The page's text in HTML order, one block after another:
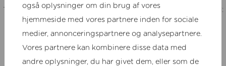
Tåningvej 39 DK-8660 Skanderborg · Mobil: +45 30707415 · Mail:
min.honning@gmail.com
https://www.ejerbaunehoejbiavl.dk · Virksomhedsejer: Jakob
Germundsson · CVR: 30383915
også oplysninger om din brug af vores
hjemmeside med vores partnere inden for sociale
medier, annonceringspartnere og analysepartnere.
Vores partnere kan kombinere disse data med
andre oplysninger, du har givet dem, eller som de